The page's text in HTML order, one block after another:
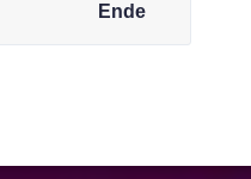
Ende